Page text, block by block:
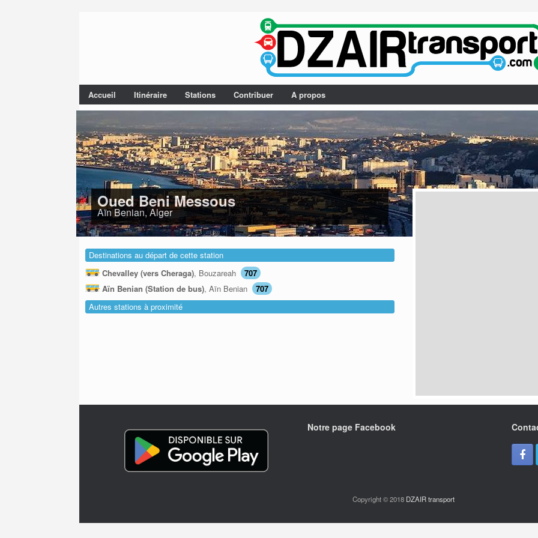
Accueil Itinéraire Stations Contribuer A propos
Oued Beni Messous
Aïn Benian, Alger
Destinations au départ de cette station
Chevalley (vers Cheraga), Bouzareah
707
Aïn Benian (Station de bus), Aïn Benian
707
Autres stations à proximité
Notre page Facebook
Copyright © 2018 DZAIR transport